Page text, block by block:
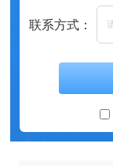
联系方式：